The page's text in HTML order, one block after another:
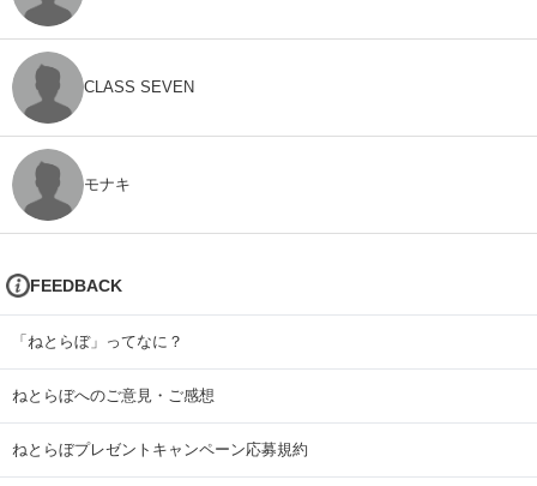
CLASS SEVEN
モナキ
FEEDBACK
「ねとらぼ」ってなに？
ねとらぼへのご意見・ご感想
ねとらぼプレゼントキャンペーン応募規約